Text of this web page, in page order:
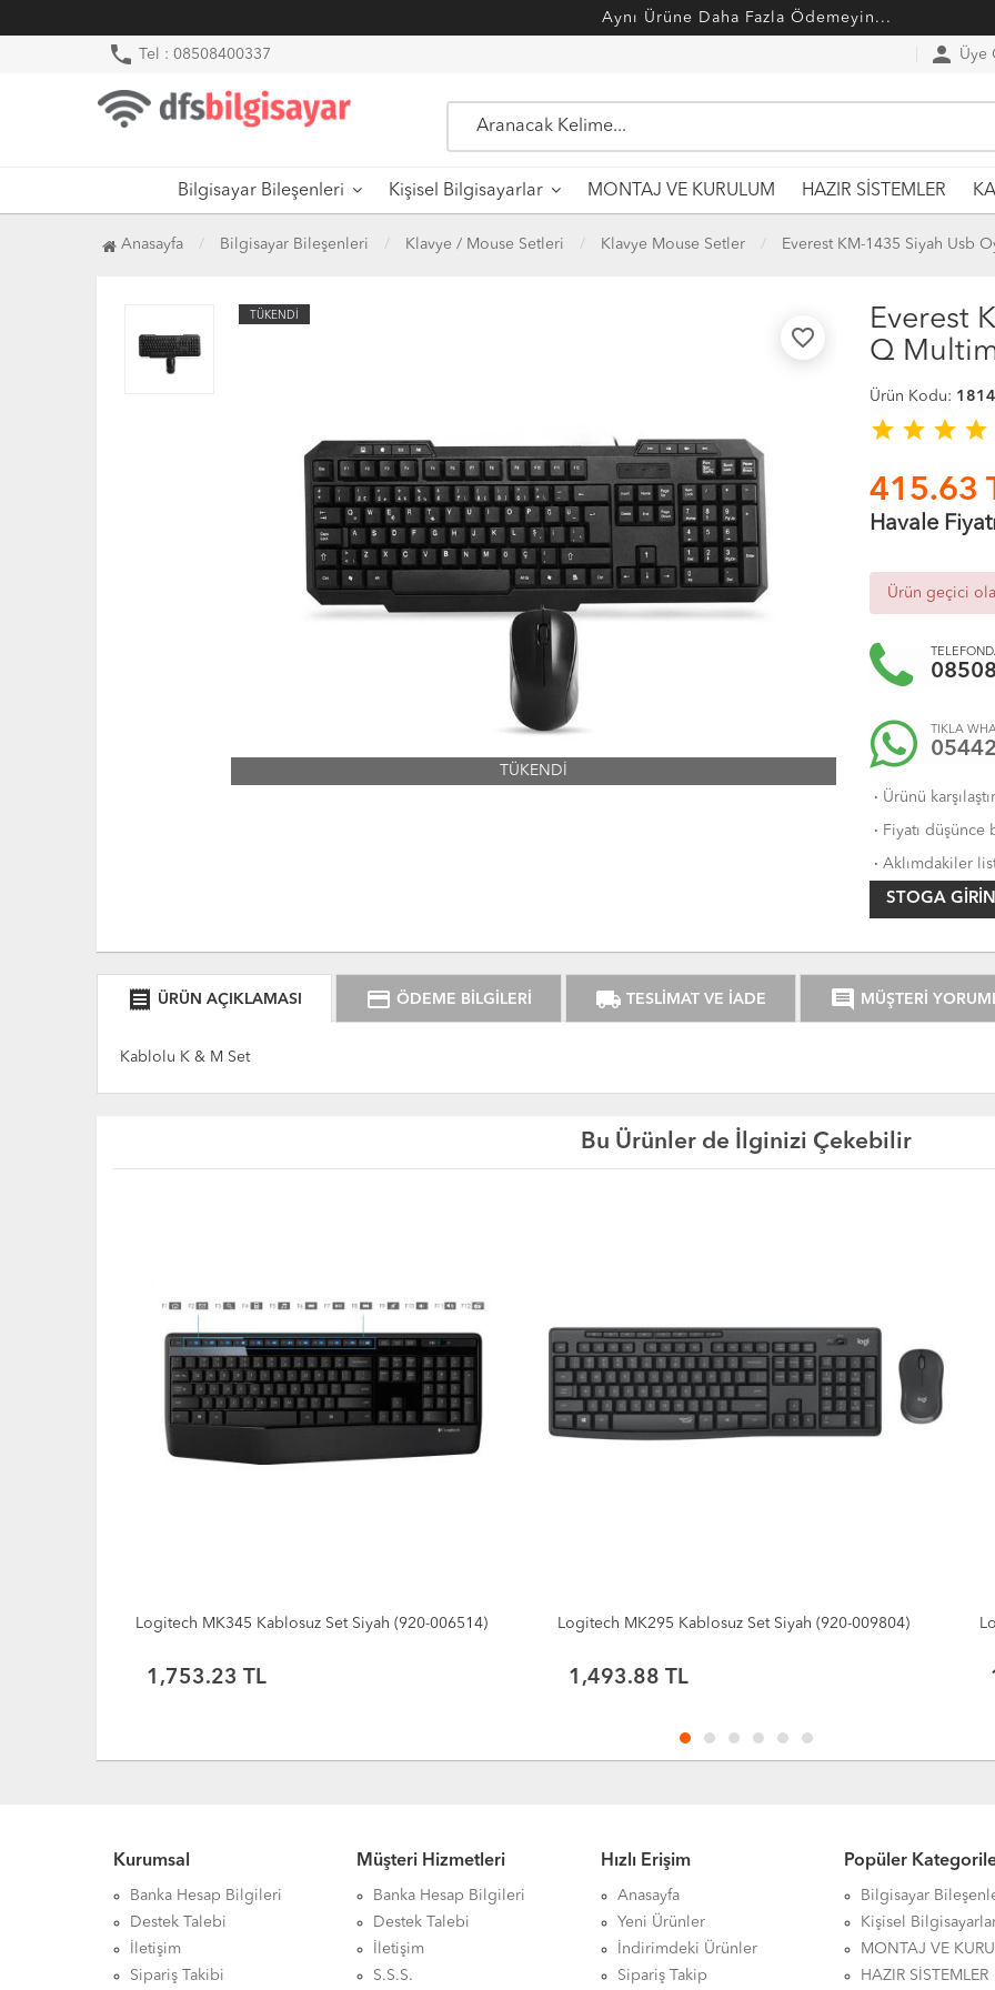
Aynı Ürüne Daha Fazla Ödemeyin...
phone Tel : 08508400337 person Üye
Bilgisayar Bileşenleri Kişisel Bilgisayarlar MONTAJ VE KURULUM HAZIR SİSTEMLER
Anasayfa Bilgisayar Bileşenleri Klavye / Mouse Setleri Klavye Mouse Setler Everest KM-1435 Siyah Usb
TÜKENDİ
favorite_border
TÜKENDİ
Everest
Q
Ürün Kodu:
star star star star
415.63
Havale
Ürün geçici
TIKLA
· Ürünü
· Fiyatı düşünce
· Aklımdakiler
STOGA
receipt ÜRÜN AÇIKLAMASI credit_card ÖDEME BİLGİLERİ local_shipping TESLİMAT VE İADE comment MÜŞTERİ
Kablolu K & M Set
Bu Ürünler de İlginizi Çekebilir
Logitech MK345 Kablosuz Set Siyah (920-006514)
1,753.23 TL
Logitech MK295 Kablosuz Set Siyah (920-009804)
1,493.88 TL
Kurumsal
Banka Hesap Bilgileri
Destek Talebi
İletişim
Sipariş Takibi
Müşteri Hizmetleri
Banka Hesap Bilgileri
Destek Talebi
İletişim
S.S.S.
Hızlı Erişim
Anasayfa
Yeni Ürünler
İndirimdeki Ürünler
Sipariş Takip
Popüler
Bilgisayar
Kişisel
MONTAJ VE
HAZIR SİSTEMLER